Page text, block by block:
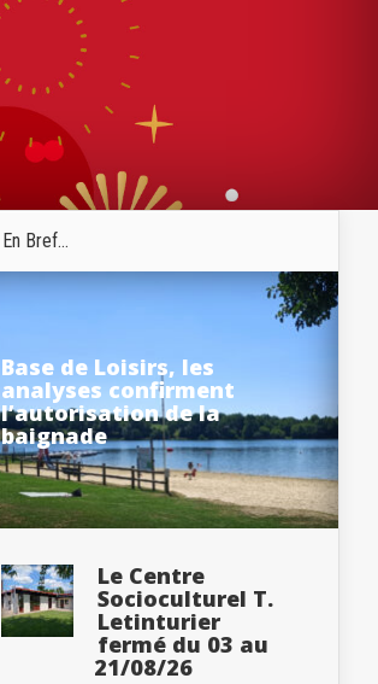
En Bref...
Base de Loisirs, les
analyses confirment
l’autorisation de la
baignade
Le Centre
Socioculturel T.
Letinturier
fermé du 03 au
21/08/26